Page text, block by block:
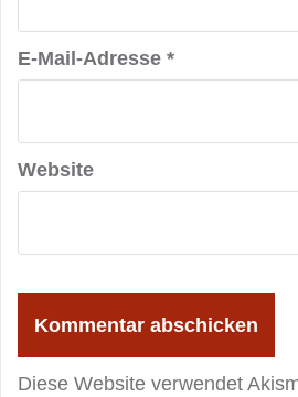
E-Mail-Adresse *
Website
Diese Website verwendet